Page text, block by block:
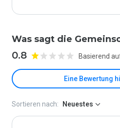
Was sagt die
0.8 Basierend
Eine Bewertung
Sortieren nach: Neuestes